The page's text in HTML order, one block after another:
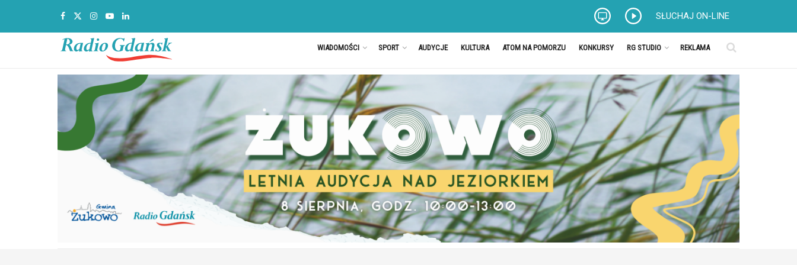
SŁUCHAJ ON-LINE
WIADOMOŚCI SPORT AUDYCJE KULTURA ATOM NA POMORZU KONKURSY RG STUDIO REKLAMA